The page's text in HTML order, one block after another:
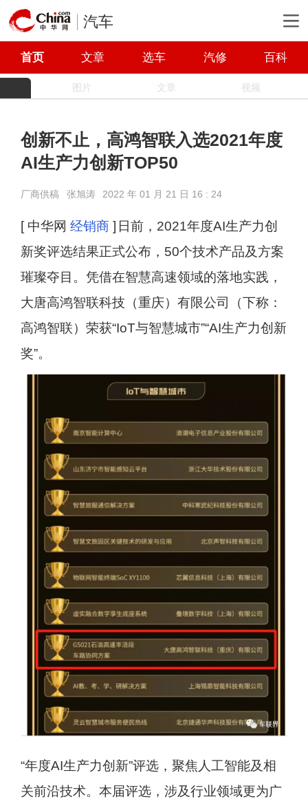
汽车
首页 文章 选车 汽修 百科
图片 文章 视频
创新不止，高鸿智联入选2021年度
AI生产力创新TOP50
厂商供稿 张旭涛 2022 年 01 月 21 日 16 : 24
[ 中华网 经销商] 日前，2021年度AI生产力创
新奖评选结果正式公布，50个技术产品及方案
璀璨夺目。凭借在智慧高速领域的落地实践，
大唐高鸿智联科技（重庆）有限公司（下称：
高鸿智联）荣获“IoT与智慧城市”“AI生产力创新
奖”。
“年度AI生产力创新”评选，聚焦人工智能及相
关前沿技术。本届评选，涉及行业领域更为广